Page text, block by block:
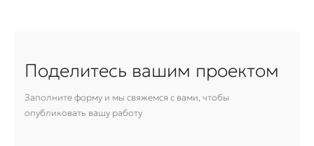
Поделитесь вашим проектом
Заполните форму и мы свяжемся с вами, чтобы
опубликовать вашу работу